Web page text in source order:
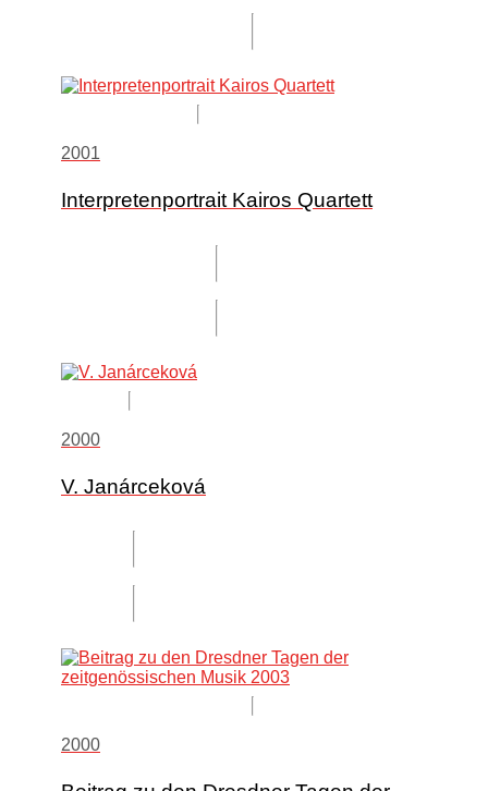
2001
Interpretenportrait Kairos Quartett
2000
V. Janárceková
2000